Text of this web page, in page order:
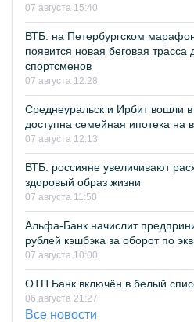
07 августа 15:40
ВТБ: на Петербургском
появится новая беговая
спортсменов
07 августа 12:28
Среднеуральск и Ирбит вошли в
доступна семейная ипотека на
07 августа 12:13
ВТБ: россияне увеличивают
здоровый образ жизни
07 августа 11:50
Альфа-Банк начислит
рублей кэшбэка за оборот по
07 августа 10:00
ОТП Банк включён в белый
06 августа 21:27
Все новости